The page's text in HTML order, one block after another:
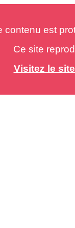
est
Ce site
Visitez le